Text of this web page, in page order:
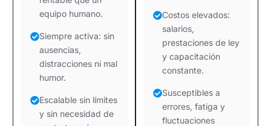
equipo humano.
Siempre activa: sin
ausencias,
distracciones ni mal
humor.
Escalable sin límites
y sin necesidad de
Costos elevados:
salarios,
prestaciones de ley
y capacitación
constante.
Susceptibles a
errores, fatiga y
fluctuaciones